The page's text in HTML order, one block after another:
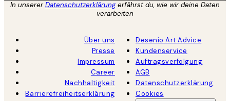
In unsererDatenschutzerklärungerfährst du, wie wir deine Daten
verarbeiten
Über uns
Presse
Impressum
Career
Nachhaltigkeit
Barrierefreiheitserklärung
Desenio Art Advice
Kundenservice
Auftragsverfolgung
AGB
Datenschutzerklärung
Cookies